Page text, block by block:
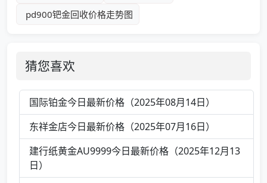
pd900钯金回收价格走势图
猜您喜欢
国际铂金今日最新价格（2025年08月14日）
东祥金店今日最新价格（2025年07月16日）
建行纸黄金AU9999今日最新价格（2025年12月13
日）